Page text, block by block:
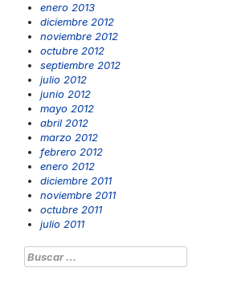
enero 2013
diciembre 2012
noviembre 2012
octubre 2012
septiembre 2012
julio 2012
junio 2012
mayo 2012
abril 2012
marzo 2012
febrero 2012
enero 2012
diciembre 2011
noviembre 2011
octubre 2011
julio 2011
Buscar: